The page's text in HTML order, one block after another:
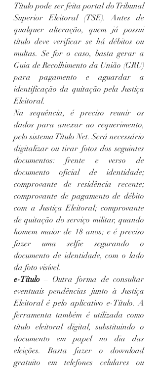
Título pode ser feita portal do Tribunal
Superior Eleitoral (TSE). Antes de
qualquer alteração, quem já possui
título deve verificar se há débitos ou
multas. Se for o caso, basta gerar a
Guia de Recolhimento da União (GRU)
para pagamento e aguardar a
identificação da quitação pela Justiça
Eleitoral.
Na sequência, é preciso reunir os
dados para anexar ao requerimento,
pelo sistema Título Net. Será necessário
digitalizar ou tirar fotos dos seguintes
documentos: frente e verso de
documento oficial de identidade;
comprovante de residência recente;
comprovante de pagamento de débito
com a Justiça Eleitoral; comprovante
de quitação do serviço militar, quando
homem maior de 18 anos; e é preciso
fazer uma selfie segurando o
documento de identidade, com o lado
da foto visível.
e-Título – Outra forma de consultar
eventuais pendências junto à Justiça
Eleitoral é pelo aplicativo e-Título. A
ferramenta também é utilizada como
título eleitoral digital, substituindo o
documento em papel no dia das
eleições. Basta fazer o download
gratuito em telefones celulares ou